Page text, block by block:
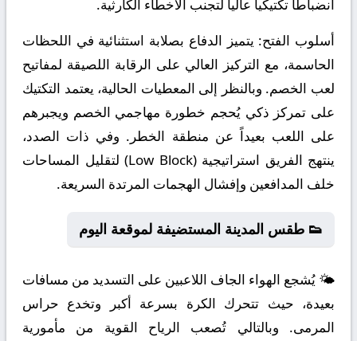
انضباطاً تكتيكياً عالياً لتجنب الأخطاء الكارثية.
أسلوب الفتح: يتميز الدفاع بصلابة استثنائية في اللحظات
الحاسمة، مع التركيز العالي على الرقابة اللصيقة لمفاتيح
لعب الخصم. وبالنظر إلى المعطيات الحالية، يعتمد التكتيك
على تمركز ذكي يُحجم خطورة مهاجمي الخصم ويجبرهم
على اللعب بعيداً عن منطقة الخطر. وفي ذات الصدد،
ينتهج الفريق استراتيجية (Low Block) لتقليل المساحات
خلف المدافعين وإفشال الهجمات المرتدة السريعة.
👟 طقس المدينة المستضيفة لموقعة اليوم
🌤️ يُشجع الهواء الجاف اللاعبين على التسديد من مسافات
بعيدة، حيث تتحرك الكرة بسرعة أكبر وتخدع حراس
المرمى. وبالتالي تُصعب الرياح القوية من مأمورية